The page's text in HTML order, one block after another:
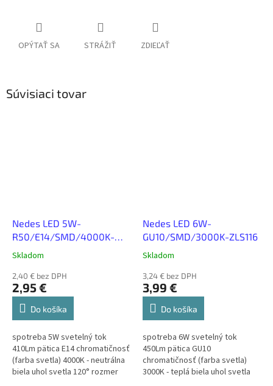
OPÝTAŤ SA STRÁŽIŤ ZDIEĽAŤ
Súvisiaci tovar
Nedes LED 5W-
R50/E14/SMD/4000K-
ZLS223
Skladom
2,40 € bez DPH
2,95 €
Do košíka
spotreba 5W svetelný tok
410Lm pätica E14 chromatičnosť
(farba svetla) 4000K - neutrálna
biela uhol svetla 120° rozmer
Nedes LED 6W-
GU10/SMD/3000K-ZLS116
Skladom
3,24 € bez DPH
3,99 €
Do košíka
spotreba 6W svetelný tok
450Lm pätica GU10
chromatičnosť (farba svetla)
3000K - teplá biela uhol svetla